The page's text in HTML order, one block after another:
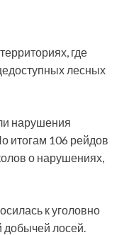
где
лесных
нарушения
итогам 106 рейдов
о нарушениях,
к уголовно
добычей лосей.